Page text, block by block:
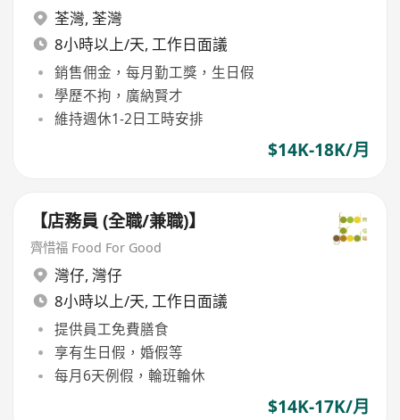
荃灣, 荃灣
8小時以上/天, 工作日面議
銷售佣金，每月勤工獎，生日假
學歷不拘，廣納賢才
維持週休1-2日工時安排
$14K-18K/月
【店務員 (全職/兼職)】
齊惜福 Food For Good
灣仔, 灣仔
8小時以上/天, 工作日面議
提供員工免費膳食
享有生日假，婚假等
每月6天例假，輪班輪休
$14K-17K/月